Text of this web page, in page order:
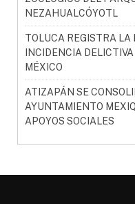
NEZAHUALCÓYOTL
TOLUCA REGISTRA LA
INCIDENCIA
MÉXICO
ATIZAPÁN SE
AYUNTAMIENTO
APOYOS SOCIALES